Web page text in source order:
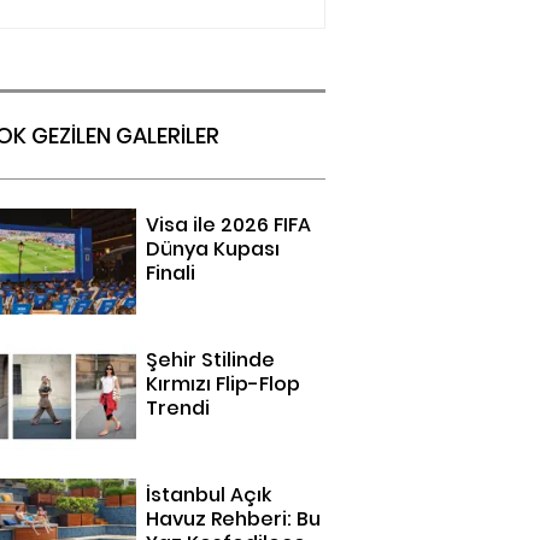
GEZİLEN GALERİLER
Visa ile 2026 FIFA
Dünya Kupası
Finali
Şehir Stilinde
Kırmızı Flip-Flop
Trendi
İstanbul Açık
Havuz Rehberi: Bu